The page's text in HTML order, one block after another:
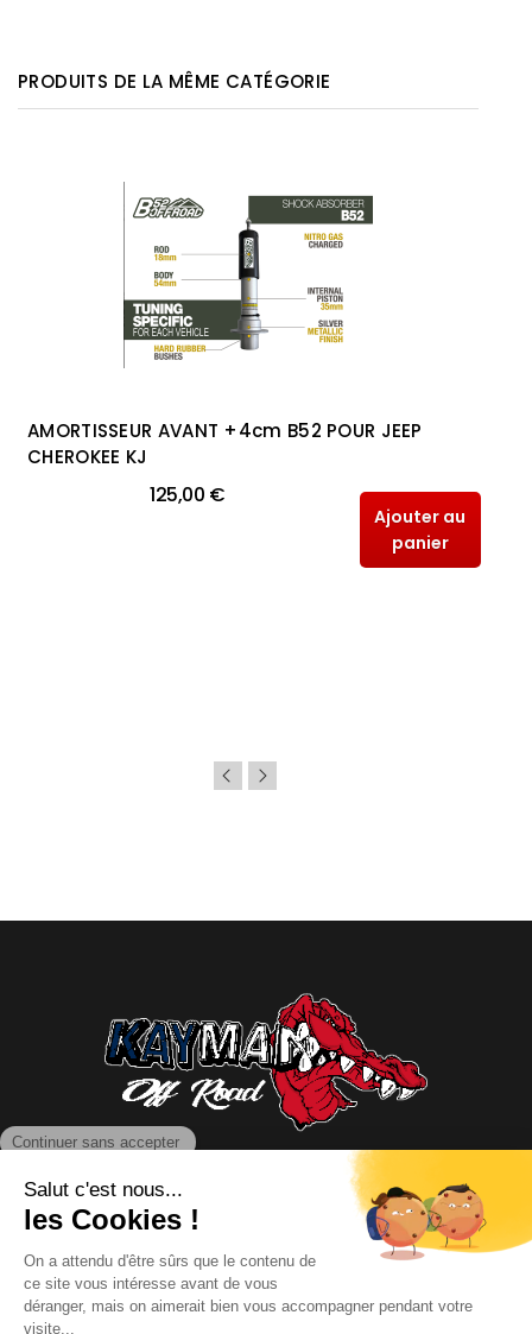
PRODUITS DE LA MÊME CATÉGORIE
AMORTISSEUR AVANT +4cm B52 POUR JEEP
CHEROKEE KJ
125,00 €
Ajouter au
panier
NOUS CONTACTER
INFORMATIONS